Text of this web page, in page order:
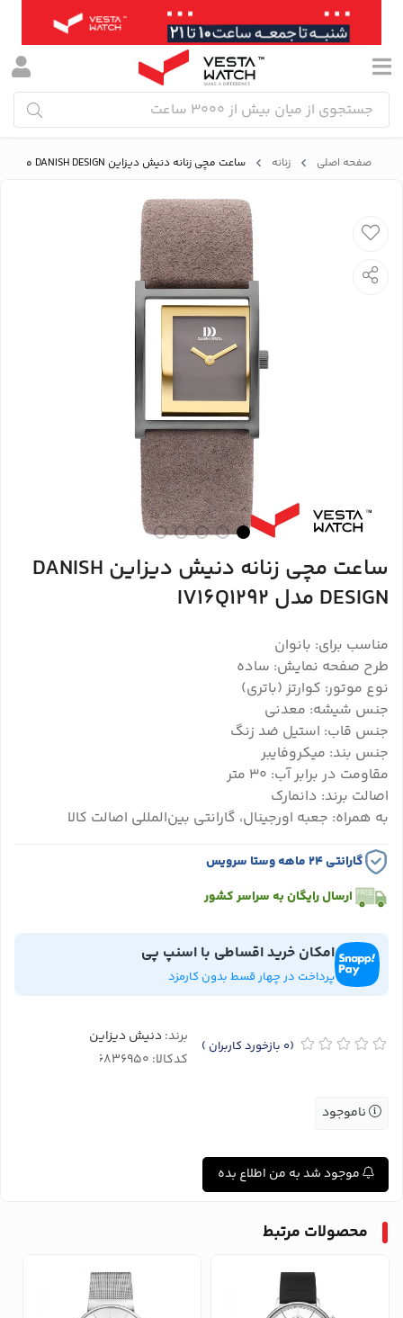
صفحه اصلی زنانه ساعت مچی زنانه دنیش دیزاین DANISH DESIGN مدل IV16Q1292
ساعت مچی زنانه دنیش دیزاین DANISH
DESIGN مدل IV16Q1292
مناسب برای: بانوان
طرح صفحه نمایش: ساده
نوع موتور: کوارتز (باتری)
جنس شیشه: معدنی
جنس قاب: استیل ضد زنگ
جنس بند: میکروفایبر
مقاومت در برابر آب: 30 متر
اصالت برند: دانمارک
به همراه: جعبه اورجینال، گارانتی بین‌المللی اصالت کالا
گارانتی ۲۴ ماهه وستا سرویس
ارسال رایگان به سراسر کشور
امکان خرید اقساطی با اسنپ پی
پرداخت در چهار قسط بدون کارمزد
(0 بازخورد کاربران ) برند:دنیش دیزاین
کدکالا:
ناموجود
موجود شد به من اطلاع بده
محصولات مرتبط